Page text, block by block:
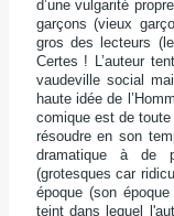
d’une vulgarité
garçons (vieux
gros des lecteurs
Certes ! L’auteur
vaudeville social
haute idée de
comique est de
résoudre en son
dramatique à de
(grotesques car
époque (son
teint dans lequel